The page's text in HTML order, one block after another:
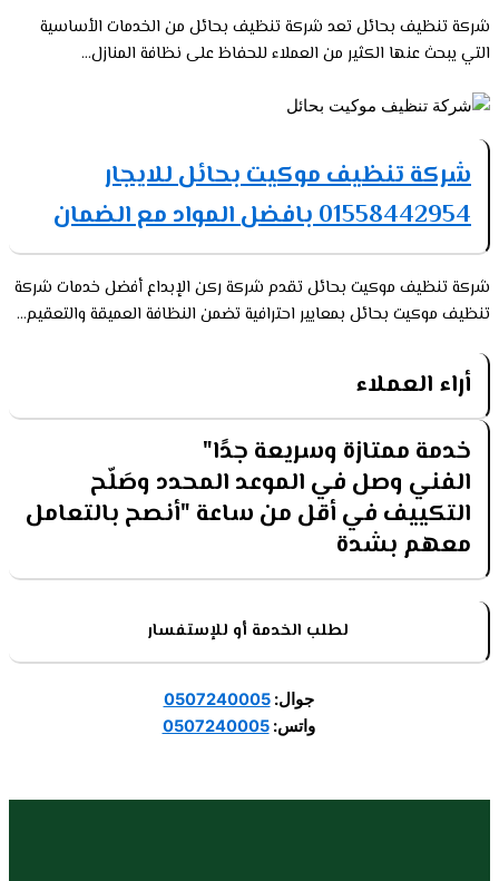
شركة تنظيف بحائل تعد شركة تنظيف بحائل من الخدمات الأساسية
التي يبحث عنها الكثير من العملاء للحفاظ على نظافة المنازل...
شركة تنظيف موكيت بحائل للايجار
01558442954 بافضل المواد مع الضمان
شركة تنظيف موكيت بحائل تقدم شركة ركن الإبداع أفضل خدمات شركة
تنظيف موكيت بحائل بمعايير احترافية تضمن النظافة العميقة والتعقيم...
أراء العملاء
خدمة ممتازة وسريعة جدًا"
الفني وصل في الموعد المحدد وصَلّح
التكييف في أقل من ساعة "أنصح بالتعامل
معهم بشدة
لطلب الخدمة أو للإستفسار
جوال:0507240005
واتس:0507240005